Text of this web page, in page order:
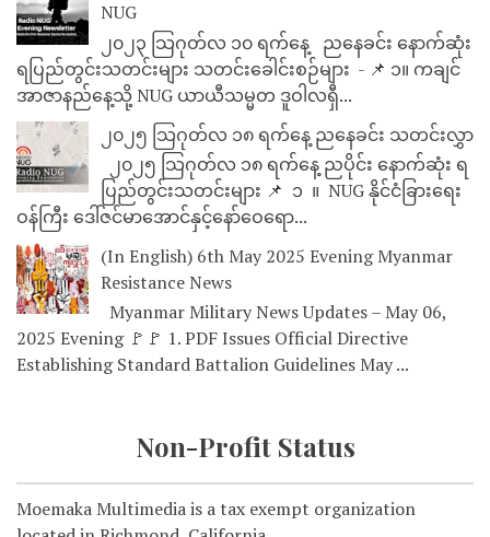
NUG
၂၀၂၃ သြဂုတ်လ ၁၀ ရက်နေ့ ညနေခင်း နောက်ဆုံး
ရပြည်တွင်းသတင်းများ သတင်းခေါင်းစဉ်များ - 📌 ၁။ ကချင်
အာဇာနည်နေ့သို့ NUG ယာယီသမ္မတ ဒူဝါလရှီ...
၂၀၂၅ သြဂုတ်လ ၁၈ ရက်နေ့ ညနေခင်း သတင်းလွှာ
၂၀၂၅ သြဂုတ်လ ၁၈ ရက်နေ့ ညပိုင်း နောက်ဆုံး ရ
ပြည်တွင်းသတင်းများ 📌 ⁨⁨⁨⁨ ၁ ⁨ ။ ⁨ NUG နိုင်ငံခြားရေး
ဝန်ကြီး ဒေါ်ဇင်မာအောင်နှင့်နော်ဝေရော...
(In English) 6th May 2025 Evening Myanmar
Resistance News
Myanmar Military News Updates – May 06,
2025 Evening 🚩🚩 1. PDF Issues Official Directive
Establishing Standard Battalion Guidelines May ...
Non-Profit Status
Moemaka Multimedia is a tax exempt organization